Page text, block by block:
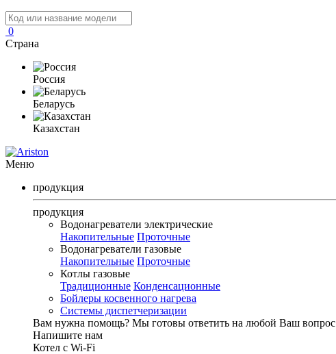
0
Страна
Россия
Беларусь
Казахстан
Меню
продукция
продукция
Водонагреватели электрические
Накопительные Проточные
Водонагреватели газовые
Накопительные Проточные
Котлы газовые
Традиционные Конденсационные
Бойлеры косвенного нагрева
Системы диспетчеризации
Вам нужна помощь? Мы готовы ответить на любой Ваш вопрос
Напишите нам
Котел с Wi-Fi